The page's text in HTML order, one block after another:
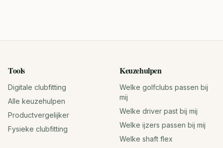
Tools
Digitale clubfitting
Alle keuzehulpen
Productvergelijker
Fysieke clubfitting
Keuzehulpen
Welke golfclubs passen bij
mij
Welke driver past bij mij
Welke ijzers passen bij mij
Welke shaft flex